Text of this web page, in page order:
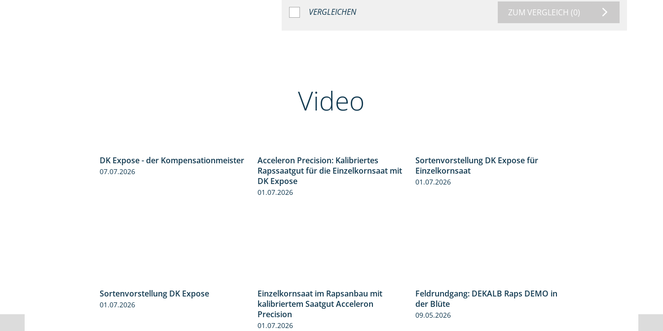
VERGLEICHEN ZUM VERGLEICH (0)
Video
DK Expose - der Kompensationmeister
07.07.2026 2:03
Acceleron Precision: Kalibriertes
Rapssaatgut für die Einzelkornsaat mit
DK Expose
01.07.2026
Sortenvorstellung DK Expose für
Einzelkornsaat
01.07.2026
Sortenvorstellung DK Expose
01.07.2026
Einzelkornsaat im Rapsanbau mit
kalibriertem Saatgut Acceleron
Precision
01.07.2026
Feldrundgang: DEKALB Raps DEMO in
der Blüte
09.05.2026